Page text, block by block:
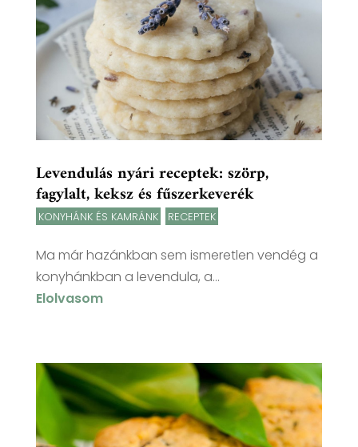
Levendulás nyári receptek: szörp,
fagylalt, keksz és fűszerkeverék
KONYHÁNK ÉS KAMRÁNK RECEPTEK
Ma már hazánkban sem ismeretlen vendég a
konyhánkban a levendula, a...
Elolvasom